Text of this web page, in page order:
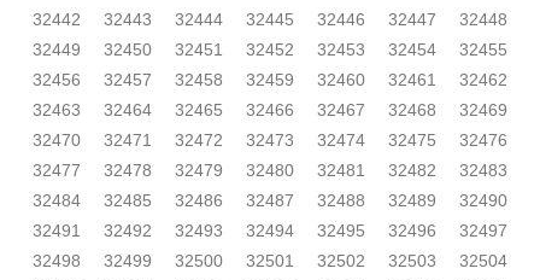
32442
32443 32444 32445 32446 32447
32448
32449
32450 32451 32452 32453 32454
32455
32456
32457 32458 32459 32460 32461
32462
32463
32464 32465 32466 32467 32468
32469
32470
32471 32472 32473 32474 32475
32476
32477
32478 32479 32480 32481 32482
32483
32484
32485 32486 32487 32488 32489
32490
32491
32492 32493 32494 32495 32496
32497
32498
32499 32500 32501 32502 32503
32504